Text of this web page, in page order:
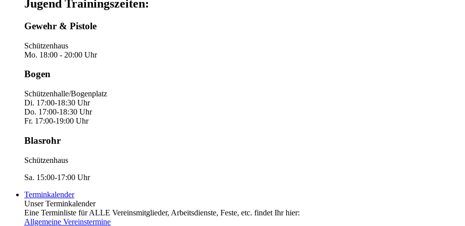
Jugend Trainingszeiten:
Gewehr & Pistole
Schützenhaus
Mo. 18:00 - 20:00 Uhr
Bogen
Schützenhalle/Bogenplatz
Di. 17:00-18:30 Uhr
Do. 17:00-18:30 Uhr
Fr. 17:00-19:00 Uhr
Blasrohr
Schützenhaus
Sa. 15:00-17:00 Uhr
Terminkalender
Unser Terminkalender
Eine Terminliste für ALLE Vereinsmitglieder, Arbeitsdienste, Feste, etc. findet Ihr hier:
Allgemeine Vereinstermine